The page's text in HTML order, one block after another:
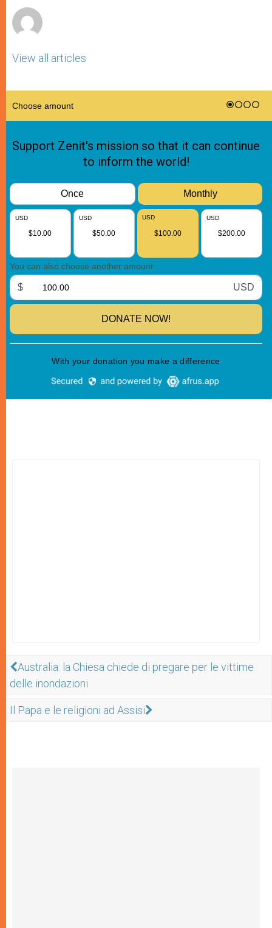
View all articles
Australia: la Chiesa chiede di pregare per le vittime
delle inondazioni
Il Papa e le religioni ad Assisi